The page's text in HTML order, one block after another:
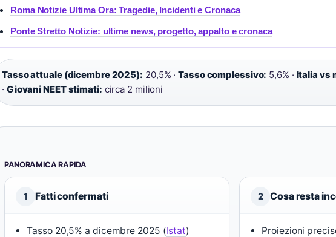
Roma Notizie Ultima Ora: Tragedie, Incidenti e Cronaca
Ponte Stretto Notizie: ultime news, progetto, appalto e cronaca
Tasso attuale (dicembre 2025): 20,5% ·Tasso complessivo: 5,6% · Italia vs
· Giovani NEET stimati: circa 2 milioni
PANORAMICA RAPIDA
1 Fatti confermati
Tasso 20,5% a dicembre 2025 (Istat)
2 Cosa resta
Proiezioni